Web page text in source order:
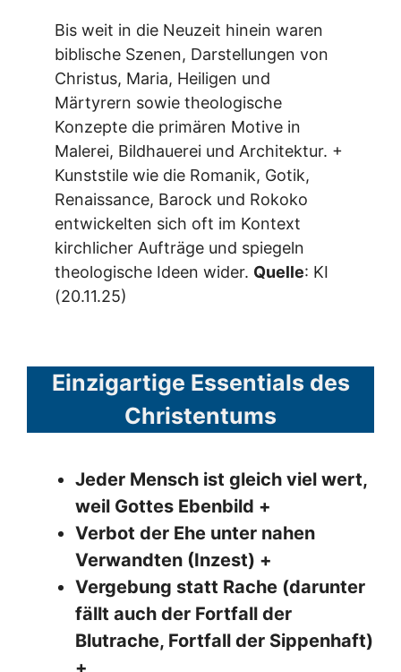
Bis weit in die Neuzeit hinein waren
biblische Szenen, Darstellungen von
Christus, Maria, Heiligen und
Märtyrern sowie theologische
Konzepte die primären Motive in
Malerei, Bildhauerei und Architektur. +
Kunststile wie die Romanik, Gotik,
Renaissance, Barock und Rokoko
entwickelten sich oft im Kontext
kirchlicher Aufträge und spiegeln
theologische Ideen wider. Quelle: KI
(20.11.25)
Einzigartige Essentials des
Christentums
Jeder Mensch ist gleich viel wert,
weil Gottes Ebenbild +
Verbot der Ehe unter nahen
Verwandten (Inzest) +
Vergebung statt Rache (darunter
fällt auch der Fortfall der
Blutrache, Fortfall der Sippenhaft)
+